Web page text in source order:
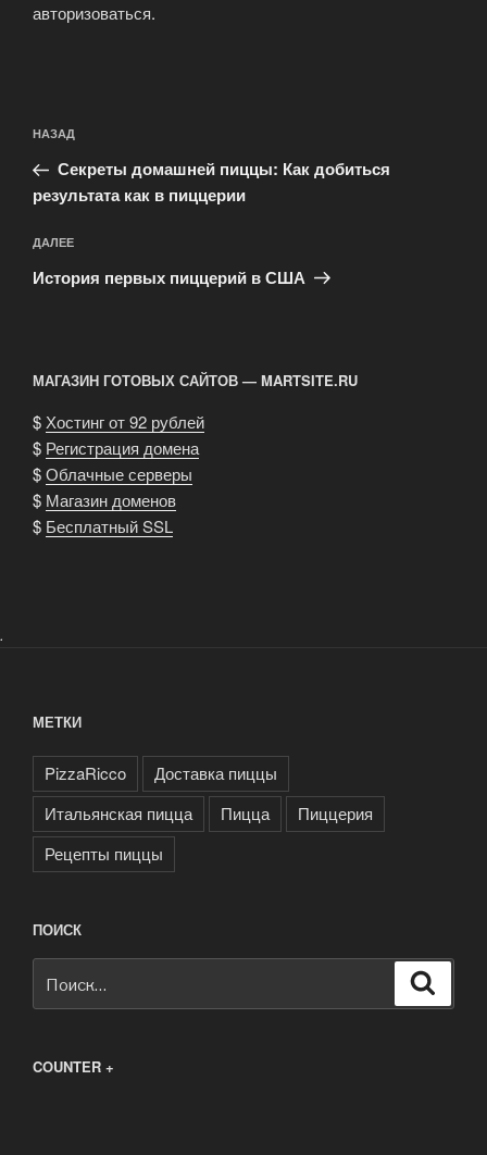
авторизоваться.
по
записям
Предыдущая
запись:
НАЗАД
Секреты домашней пиццы: Как добиться
результата как в пиццерии
Следующая
запись
ДАЛЕЕ
История первых пиццерий в США
МАГАЗИН ГОТОВЫХ САЙТОВ — MARTSITE.RU
$Хостинг от 92 рублей
$ Регистрация домена
$Облачные серверы
$ Магазин доменов
$ Бесплатный SSL
.
МЕТКИ
PizzaRicco
Доставка пиццы
Итальянская пицца
Пицца
Пиццерия
Рецепты пиццы
ПОИСК
COUNTER +